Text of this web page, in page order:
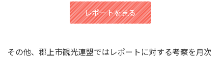
レポートを見る
その他、郡上市観光連盟ではレポートに対する考察を月次